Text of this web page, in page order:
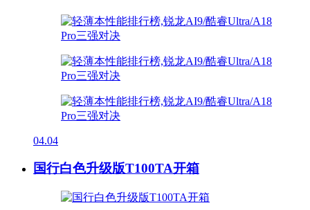
04.04
国行白色升级版T100TA开箱